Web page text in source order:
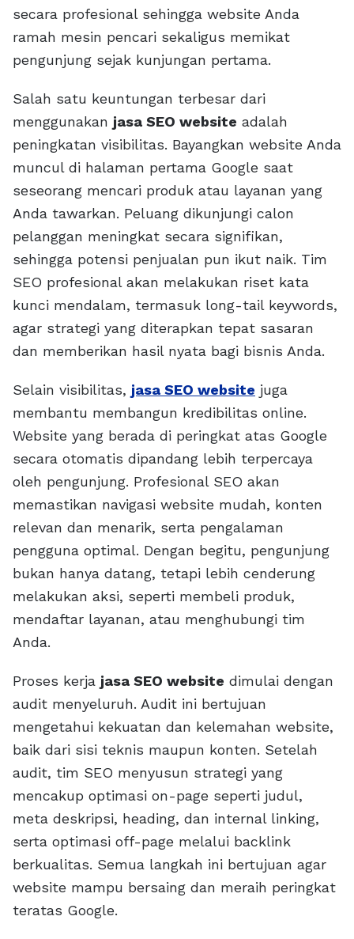
secara profesional sehingga website Anda
ramah mesin pencari sekaligus memikat
pengunjung sejak kunjungan pertama.
Salah satu keuntungan terbesar dari
menggunakan jasa SEO website adalah
peningkatan visibilitas. Bayangkan website Anda
muncul di halaman pertama Google saat
seseorang mencari produk atau layanan yang
Anda tawarkan. Peluang dikunjungi calon
pelanggan meningkat secara signifikan,
sehingga potensi penjualan pun ikut naik. Tim
SEO profesional akan melakukan riset kata
kunci mendalam, termasuk long-tail keywords,
agar strategi yang diterapkan tepat sasaran
dan memberikan hasil nyata bagi bisnis Anda.
Selain visibilitas, jasa SEO website juga
membantu membangun kredibilitas online.
Website yang berada di peringkat atas Google
secara otomatis dipandang lebih terpercaya
oleh pengunjung. Profesional SEO akan
memastikan navigasi website mudah, konten
relevan dan menarik, serta pengalaman
pengguna optimal. Dengan begitu, pengunjung
bukan hanya datang, tetapi lebih cenderung
melakukan aksi, seperti membeli produk,
mendaftar layanan, atau menghubungi tim
Anda.
Proses kerja jasa SEO website dimulai dengan
audit menyeluruh. Audit ini bertujuan
mengetahui kekuatan dan kelemahan website,
baik dari sisi teknis maupun konten. Setelah
audit, tim SEO menyusun strategi yang
mencakup optimasi on-page seperti judul,
meta deskripsi, heading, dan internal linking,
serta optimasi off-page melalui backlink
berkualitas. Semua langkah ini bertujuan agar
website mampu bersaing dan meraih peringkat
teratas Google.